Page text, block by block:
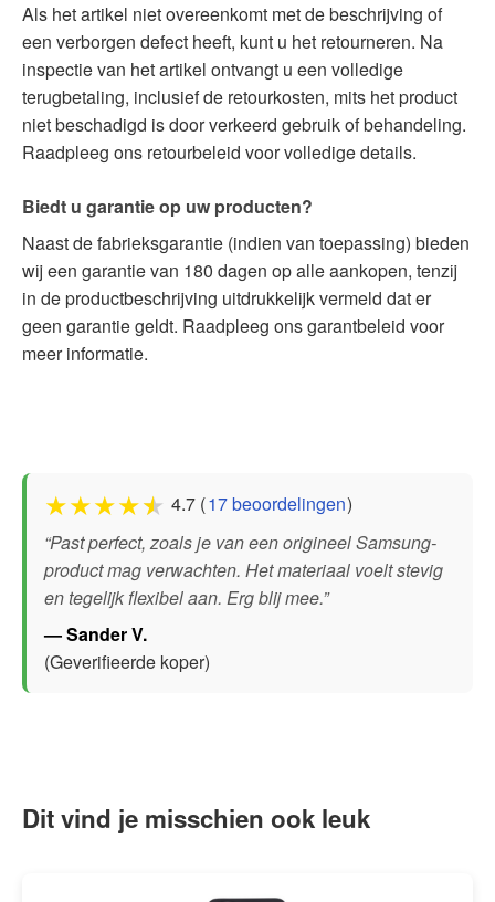
Als het artikel niet overeenkomt met de beschrijving of
een verborgen defect heeft, kunt u het retourneren. Na
inspectie van het artikel ontvangt u een volledige
terugbetaling, inclusief de retourkosten, mits het product
niet beschadigd is door verkeerd gebruik of behandeling.
Raadpleeg ons retourbeleid voor volledige details.
Biedt u garantie op uw producten?
Naast de fabrieksgarantie (indien van toepassing) bieden
wij een garantie van 180 dagen op alle aankopen, tenzij
in de productbeschrijving uitdrukkelijk vermeld dat er
geen garantie geldt. Raadpleeg ons garantbeleid voor
meer informatie.
★★★★★ 4.7 (17 beoordelingen)
“Past perfect, zoals je van een origineel Samsung-
product mag verwachten. Het materiaal voelt stevig
en tegelijk flexibel aan. Erg blij mee.”
— Sander V.
(Geverifieerde koper)
Dit vind je misschien ook leuk